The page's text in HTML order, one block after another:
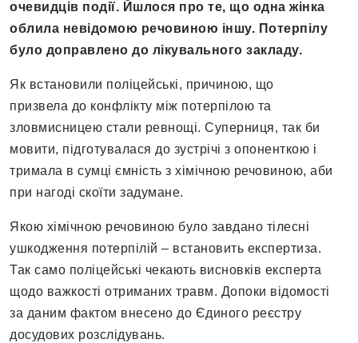
очевидців події. Йшлося про те, що одна жінка
облила невідомою речовиною іншу. Потерпілу
було доправлено до лікувального закладу.
Як встановили поліцейські, причиною, що
призвела до конфлікту між потерпілою та
зловмисницею стали ревнощі. Суперниця, так би
мовити, підготувалася до зустрічі з опоненткою і
тримала в сумці ємність з хімічною речовиною, аби
при нагоді скоїти задумане.
Якою хімічною речовиною було завдано тілесні
ушкодження потерпілій – встановить експертиза.
Так само поліцейські чекають висновків експерта
щодо важкості отриманих травм. Допоки відомості
за даним фактом внесено до Єдиного реєстру
досудових розслідувань.